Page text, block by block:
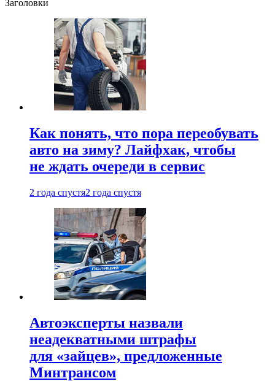
Заголовки
Как понять, что пора переобувать
авто на зиму? Лайфхак, чтобы
не ждать очереди в сервис
2 года спустя2 года спустя
Автоэксперты назвали
неадекватными штрафы
для «зайцев», предложенные
Минтрансом